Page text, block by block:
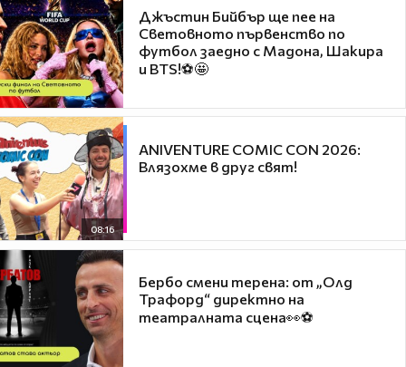
Джъстин Бийбър ще пее на
Световното първенство по
футбол заедно с Мадона, Шакира
и BTS!⚽🤩
08:16
ANIVENTURE COMIC CON 2026:
Влязохме в друг свят!
Бербо смени терена: от „Олд
Трафорд“ директно на
театралната сцена👀⚽